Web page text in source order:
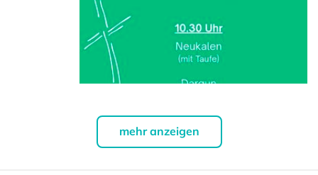
mehr anzeigen